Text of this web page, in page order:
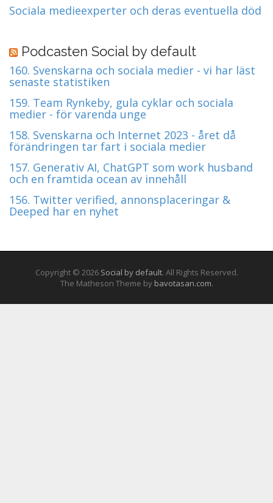
Sociala medieexperter och deras eventuella död
Podcasten Social by default
160. Svenskarna och sociala medier - vi har läst
senaste statistiken
159. Team Rynkeby, gula cyklar och sociala
medier - för varenda unge
158. Svenskarna och Internet 2023 - året då
förändringen tar fart i sociala medier
157. Generativ AI, ChatGPT som work husband
och en framtida ocean av innehåll
156. Twitter verified, annonsplaceringar &
Deeped har en nyhet
Copyright © 2026 Social by default. All Rights Reserved.
The Matheson Theme by bavotasan.com.